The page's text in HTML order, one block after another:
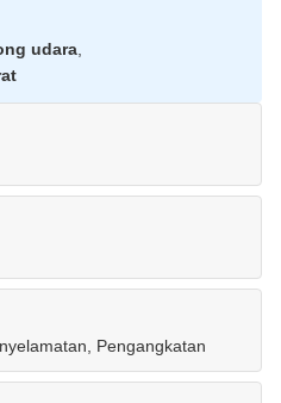
udara
Pengangkatan